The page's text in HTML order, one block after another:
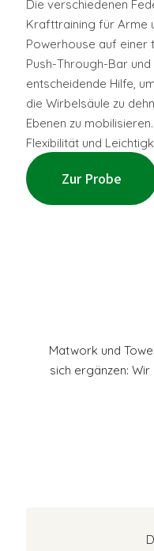
Die verschiedenen
Krafttraining für Arme
Powerhouse auf einer
Push-Through-Bar
entscheidende Hilfe,
die Wirbelsäule zu
Ebenen zu
Flexibilität und
Zur Probe
Matwork und
sich ergänzen: